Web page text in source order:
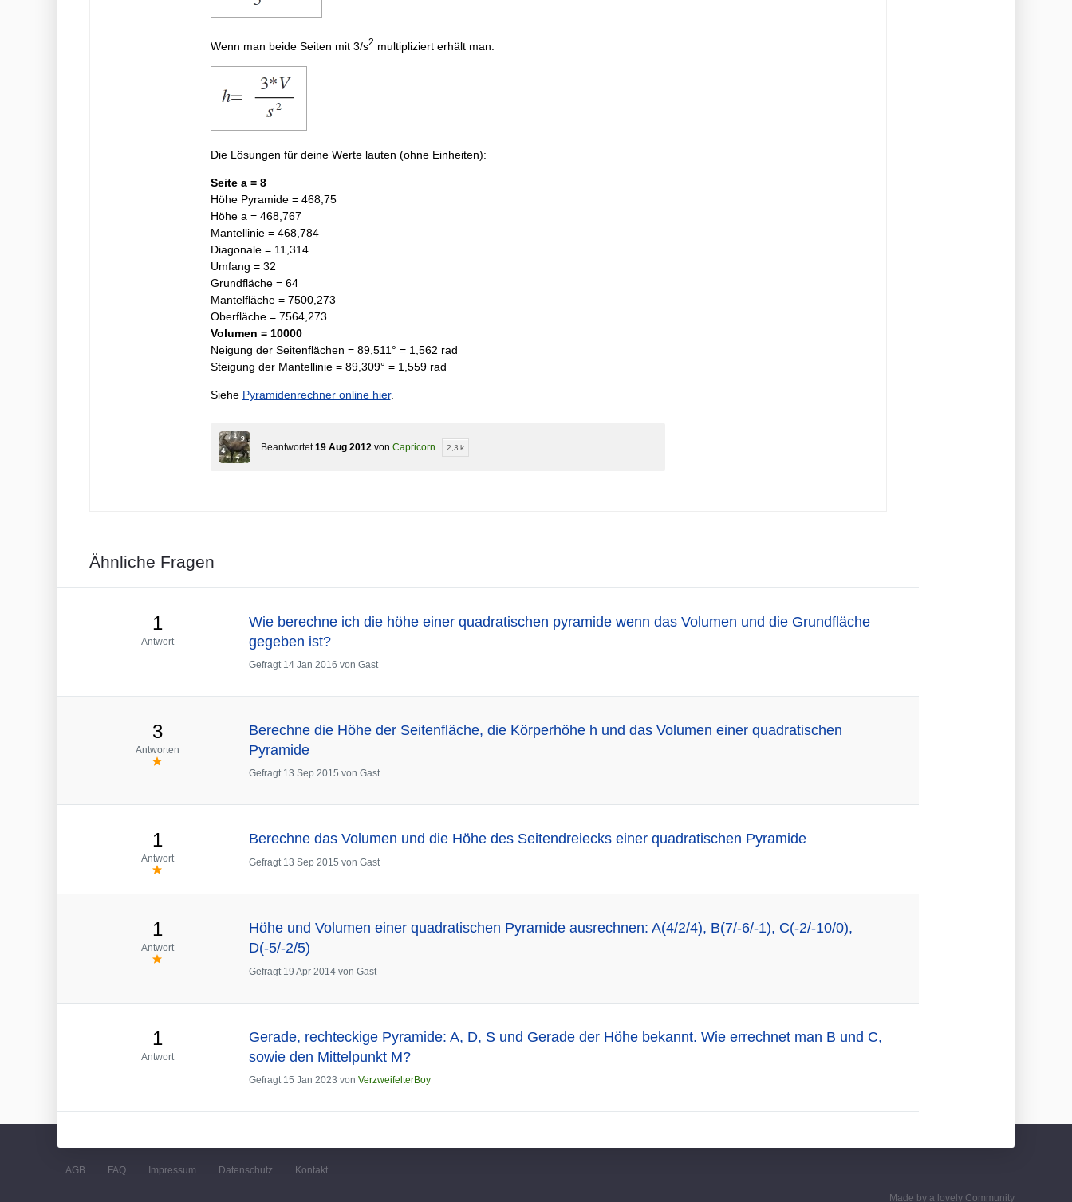
Wenn man beide Seiten mit 3/s2 multipliziert erhält man:
Die Lösungen für deine Werte lauten (ohne Einheiten):
Seite a = 8
Höhe Pyramide = 468,75
Höhe a = 468,767
Mantellinie = 468,784
Diagonale = 11,314
Umfang = 32
Grundfläche = 64
Mantelfläche = 7500,273
Oberfläche = 7564,273
Volumen = 10000
Neigung der Seitenflächen = 89,511° = 1,562 rad
Steigung der Mantellinie = 89,309° = 1,559 rad
Siehe Pyramidenrechner online hier.
Beantwortet 19 Aug 2012 von Capricorn 2,3 k
Ähnliche Fragen
1
Antwort
Wie berechne ich die höhe einer quadratischen pyramide wenn das Volumen und die Grundfläche
gegeben ist?
Gefragt 14 Jan 2016 von Gast
3
Antworten
Berechne die Höhe der Seitenfläche, die Körperhöhe h und das Volumen einer quadratischen
Pyramide
Gefragt 13 Sep 2015 von Gast
1
Antwort
Berechne das Volumen und die Höhe des Seitendreiecks einer quadratischen Pyramide
Gefragt 13 Sep 2015 von Gast
1
Antwort
Höhe und Volumen einer quadratischen Pyramide ausrechnen: A(4/2/4), B(7/-6/-1), C(-2/-10/0),
D(-5/-2/5)
Gefragt 19 Apr 2014 von Gast
1
Antwort
Gerade, rechteckige Pyramide: A, D, S und Gerade der Höhe bekannt. Wie errechnet man B und C,
sowie den Mittelpunkt M?
Gefragt 15 Jan 2023 von VerzweifelterBoy
AGB FAQ Impressum Datenschutz Kontakt
Made by a lovely Community